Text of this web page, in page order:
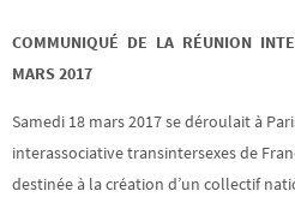
COMMUNIQUÉ DE LA RÉUNION
MARS 2017
Samedi 18 mars 2017 se déroulait à
interassociative transintersexes de
destinée à la création d’un collectif